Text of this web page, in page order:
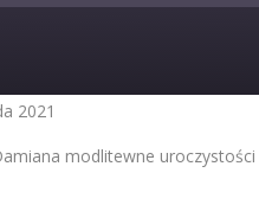
2021
modlitewne